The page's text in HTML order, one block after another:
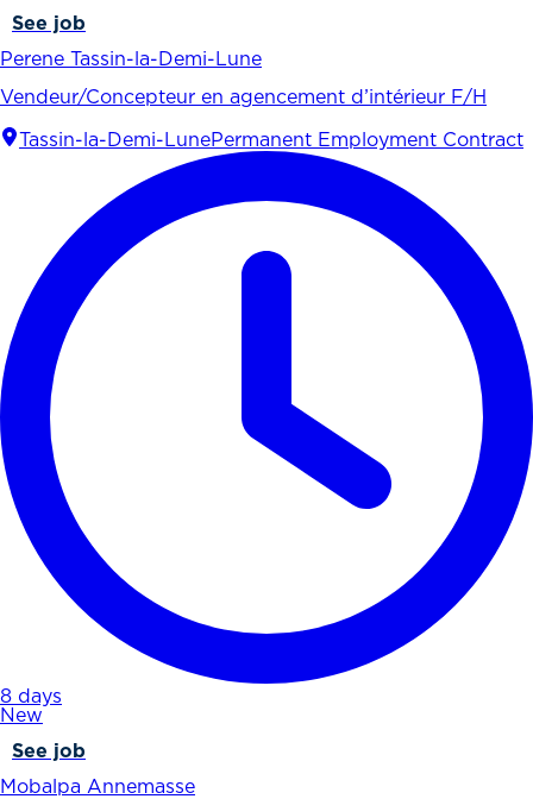
See job
Perene Tassin-la-Demi-Lune
Vendeur/Concepteur en agencement d’intérieur F/H
Tassin-la-Demi-LunePermanent Employment Contract
8 days
New
See job
Mobalpa Annemasse